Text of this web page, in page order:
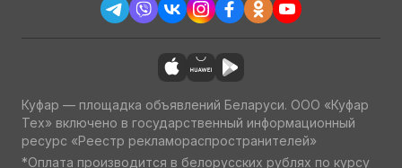
Куфар — площадка объявлений Беларуси. ООО «Куфар
Тех» включено в государственный информационный
ресурс «Реестр рекламораспространителей»
*Оплата производится в белорусских рублях по курсу